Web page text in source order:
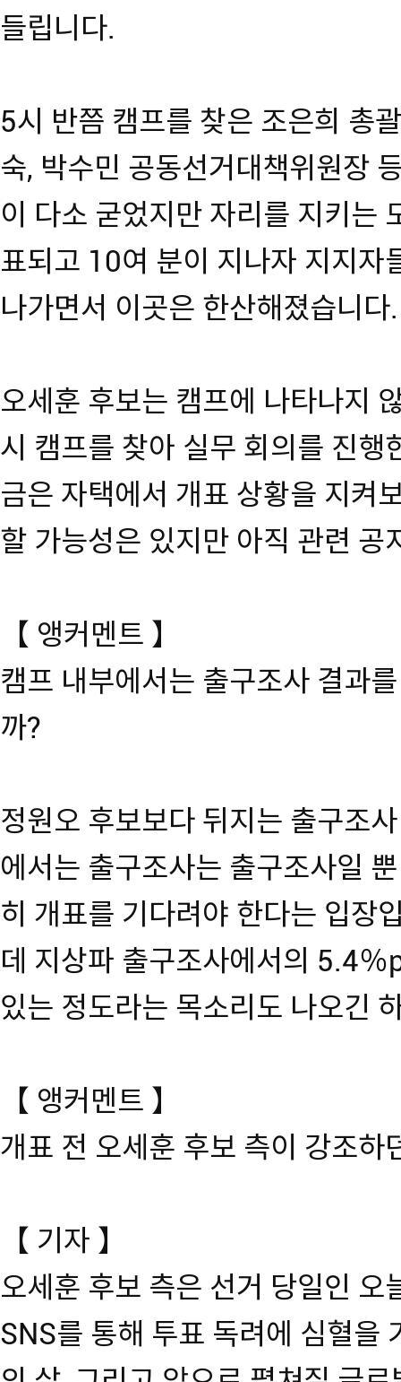
들립니다.
5시 반쯤 캠프를 찾은 조은희 총
숙, 박수민 공동선거대책위원장
이 다소 굳었지만 자리를 지키는
표되고 10여 분이 지나자 지지자
나가면서 이곳은 한산해졌습니다.
오세훈 후보는 캠프에 나타나지
시 캠프를 찾아 실무 회의를 진행
금은 자택에서 개표 상황을 지켜
할 가능성은 있지만 아직 관련 공
【 앵커멘트 】
캠프 내부에서는 출구조사 결과
까?
정원오 후보보다 뒤지는 출구조
에서는 출구조사는 출구조사일
히 개표를 기다려야 한다는 입장
데 지상파 출구조사에서의 5.4
있는 정도라는 목소리도 나오긴
【 앵커멘트 】
개표 전 오세훈 후보 측이 강조하
【 기자 】
오세훈 후보 측은 선거 당일인 오
SNS를 통해 투표 독려에 심혈을